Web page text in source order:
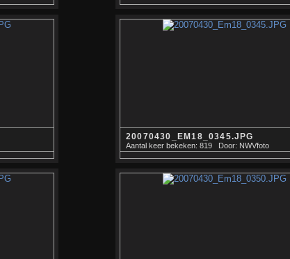
20070430_EM18_0345.JPG
Aantal keer bekeken: 819 Door: NWVfoto